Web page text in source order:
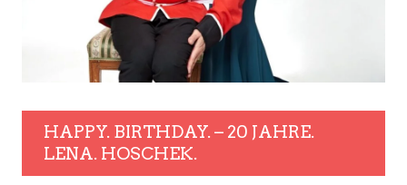
HAPPY. BIRTHDAY. – 20 JAHRE.
LENA. HOSCHEK.